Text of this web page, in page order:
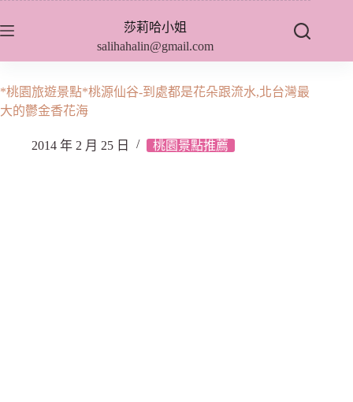
至
內
容
莎莉哈小姐
salihahalin@gmail.com
*桃園旅遊景點*桃源仙谷-到處都是花朵跟流水,北台灣最
大的鬱金香花海
2014 年 2 月 25 日 桃園景點推薦